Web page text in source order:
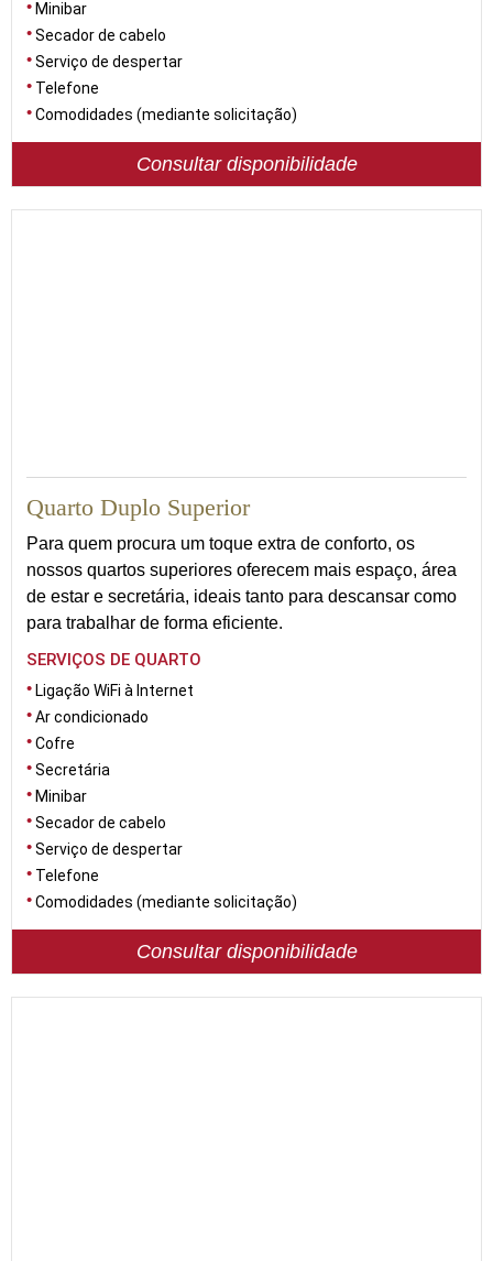
Minibar
Secador de cabelo
Serviço de despertar
Telefone
Comodidades (mediante solicitação)
Consultar disponibilidade
Quarto Duplo Superior
Para quem procura um toque extra de conforto, os
nossos quartos superiores oferecem mais espaço, área
de estar e secretária, ideais tanto para descansar como
para trabalhar de forma eficiente.
SERVIÇOS DE QUARTO
Ligação WiFi à Internet
Ar condicionado
Cofre
Secretária
Minibar
Secador de cabelo
Serviço de despertar
Telefone
Comodidades (mediante solicitação)
Consultar disponibilidade